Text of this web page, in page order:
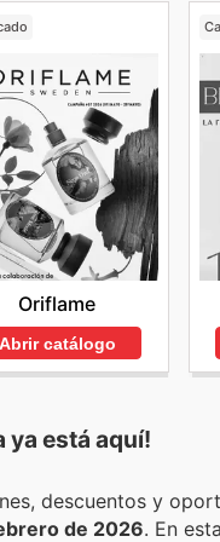
Oriflame
Abrir catálogo
ya está aquí!
de 2026 . En